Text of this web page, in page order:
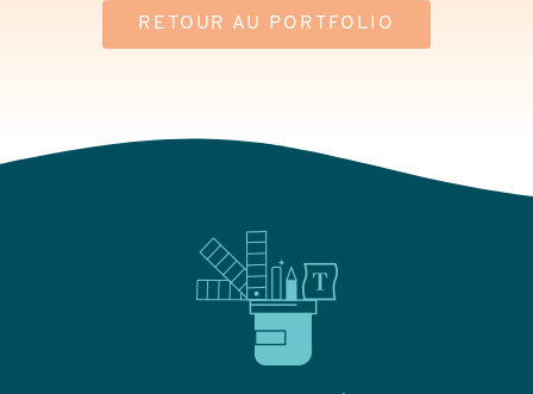
RETOUR AU PORTFOLIO